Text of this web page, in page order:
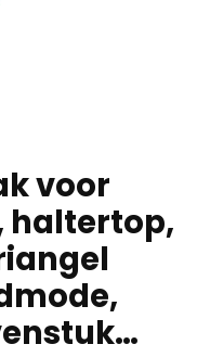
voor
haltertop,